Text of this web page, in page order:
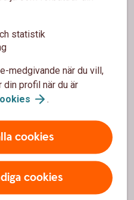
statistik
medgivande när du vill,
profil när du är
.
cookies
cookies